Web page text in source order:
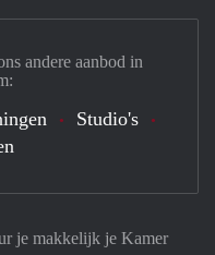
je makkelijk je Kamer
andere aanbod in
Studio's